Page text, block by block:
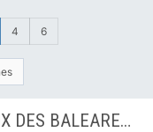
4 6
Arrivée définitive du GRAND PRIX DES BALEARES à SON PARDO